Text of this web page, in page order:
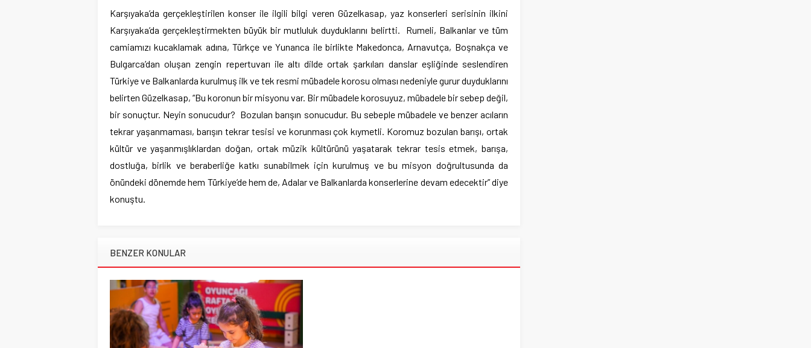
Karşıyaka’da gerçekleştirilen konser ile ilgili bilgi veren Güzelkasap, yaz konserleri serisinin ilkini
Karşıyaka’da gerçekleştirmekten büyük bir mutluluk duyduklarını belirtti. Rumeli, Balkanlar ve tüm
camiamızı kucaklamak adına, Türkçe ve Yunanca ile birlikte Makedonca, Arnavutça, Boşnakça ve
Bulgarca’dan oluşan zengin repertuvarı ile altı dilde ortak şarkıları danslar eşliğinde seslendiren
Türkiye ve Balkanlarda kurulmuş ilk ve tek resmi mübadele korosu olması nedeniyle gurur duyduklarını
belirten Güzelkasap, “Bu koronun bir misyonu var. Bir mübadele korosuyuz, mübadele bir sebep değil,
bir sonuçtur. Neyin sonucudur? Bozulan barışın sonucudur. Bu sebeple mübadele ve benzer acıların
tekrar yaşanmaması, barışın tekrar tesisi ve korunması çok kıymetli. Koromuz bozulan barışı, ortak
kültür ve yaşanmışlıklardan doğan, ortak müzik kültürünü yaşatarak tekrar tesis etmek, barışa,
dostluğa, birlik ve beraberliğe katkı sunabilmek için kurulmuş ve bu misyon doğrultusunda da
önündeki dönemde hem Türkiye’de hem de, Adalar ve Balkanlarda konserlerine devam edecektir” diye
konuştu.
BENZER KONULAR